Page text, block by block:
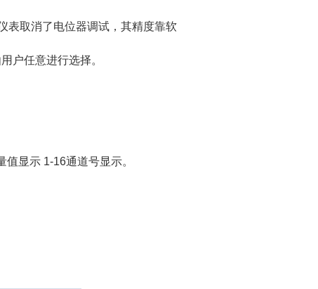
表取消了电位器调试，其精度靠软
户任意进行选择。
显示 1-16通道号显示。